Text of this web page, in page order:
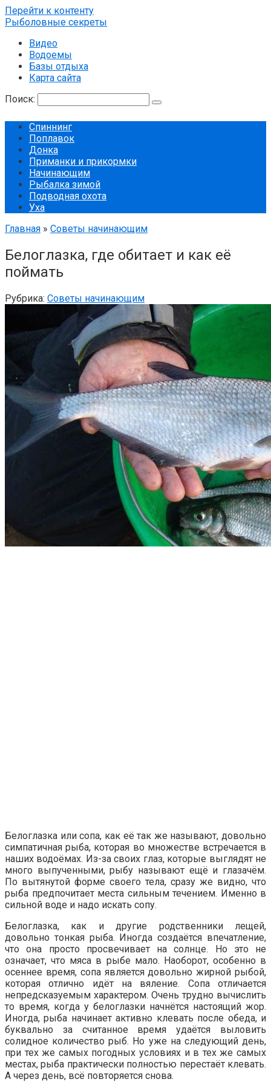
Перейти к контенту
Рыболовные секреты
Видео
Водоемы
Базы отдыха
Карта сайта
Поиск:
Спиннинг
Поплавок
Донка
Приманки и прикормки
Начинающим
Рыбалка зимой
Подводная охота
Уха
Главная » Советы начинающим
Белоглазка, где обитает и как её
поймать
Рубрика: Советы начинающим
Белоглазка или сопа, как её так же называют, довольно
симпатичная рыба, которая во множестве встречается в
наших водоёмах. Из-за своих глаз, которые выглядят не
много выпученными, рыбу называют ещё и глазачём.
По вытянутой форме своего тела, сразу же видно, что
рыба предпочитает места сильным течением. Именно в
сильной воде и надо искать сопу.
Белоглазка, как и другие родственники лещей,
довольно тонкая рыба. Иногда создаётся впечатление,
что она просто просвечивает на солнце. Но это не
означает, что мяса в рыбе мало. Наоборот, особенно в
осеннее время, сопа является довольно жирной рыбой,
которая отлично идёт на вяление. Сопа отличается
непредсказуемым характером. Очень трудно вычислить
то время, когда у белоглазки начнётся настоящий жор.
Иногда, рыба начинает активно клевать после обеда, и
буквально за считанное время удаётся выловить
солидное количество рыб. Но уже на следующий день,
при тех же самых погодных условиях и в тех же самых
местах, рыба практически полностью перестаёт клевать.
А через день, всё повторяется снова.